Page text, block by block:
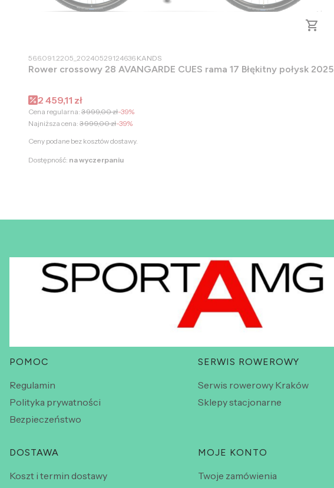
56.6.091.2205_20240529124636 PRODUCENT
KANDS
Rower crossowy 28 AVANGARDE CUES rama 17 Błękitny połysk 2025
Cena promocyjna
2 459,11 zł
Cena regularna: 3 999,00 zł-39%
Najniższa cena: 3 999,00 zł-39%
Ceny podane bez kosztów dostawy.
Dostępność: na wyczerpaniu
Linki w stopce
POMOC
Regulamin
Polityka prywatności
Bezpieczeństwo
SERWIS ROWEROWY
Serwis rowerowy Kraków
Sklepy stacjonarne
DOSTAWA
Koszt i termin dostawy
MOJE KONTO
Twoje zamówienia